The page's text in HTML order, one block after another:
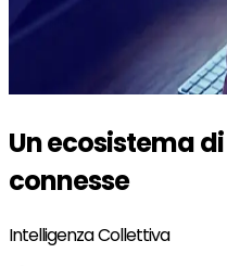
Un ecosistema
connesse
Intelligenza Collettiva